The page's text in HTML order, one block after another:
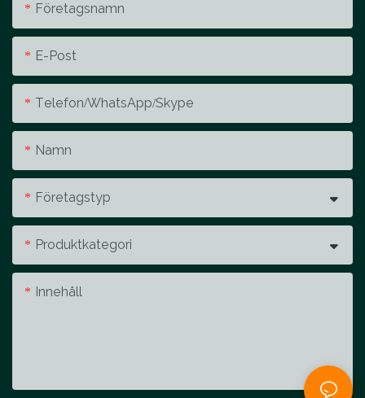
Företagsnamn
E-Post
Telefon/whatsApp/skype
Namn
Företagstyp
Produktkategori
Innehåll